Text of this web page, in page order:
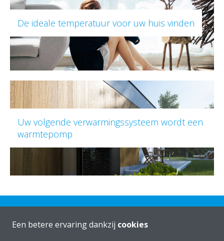
De ideale temperatuur voor uw huis vinden
Uw volgende verwarmingssysteem wordt een
warmtepomp
Een betere ervaring dankzij cookies